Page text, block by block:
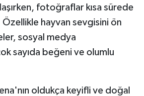
fotoğraflar kısa sürede
hayvan sevgisini ön
sosyal medya
sayıda beğeni ve olumlu
oldukça keyifli ve doğal